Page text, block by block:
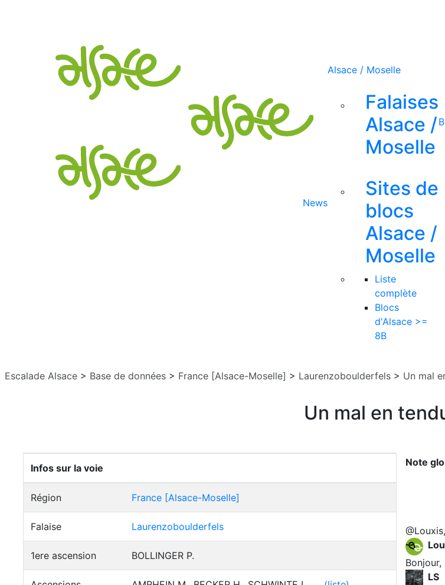
News
Alsace / Moselle
Falaises
Alsace /
Moselle
Sites de
blocs
Alsace /
Moselle
Liste
complète
Blocs
d'Alsace >=
8B
Escalade Alsace > Base de données > France [Alsace-Moselle] > Laurenzoboulderfels > Un mal
Un mal en
Infos sur la voie
Région France [Alsace-Moselle]
Falaise Laurenzoboulderfels
1ere ascension BOLLINGER P.
Note
LS